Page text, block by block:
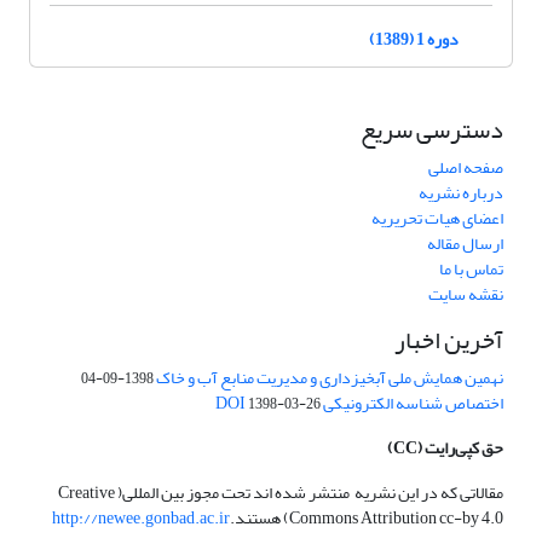
دوره 1 (1389)
دسترسی سریع
صفحه اصلی
درباره نشریه
اعضای هیات تحریریه
ارسال مقاله
تماس با ما
نقشه سایت
آخرین اخبار
نهمین همایش ملی آبخیزداری و مدیریت منابع آب و خاک1398-09-04
اختصاص شناسه الکترونیکی DOI1398-03-26
حق کپی‌رایت(CC)
مقالاتی که در این نشریه منتشر شده اند تحت مجوز بین المللی( Creative
Commons Attribution cc-by 4.0) هستند.
http://newee.gonbad.ac.ir